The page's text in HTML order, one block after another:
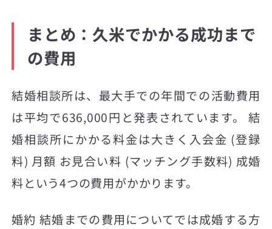
まとめ：久米でかかる成功まで
の費用
結婚相談所は、最大手での年間での活動費用
は平均で636,000円と発表されています。 結
婚相談所にかかる料金は大きく入会金 (登録
料) 月額 お見合い料 (マッチング手数料) 成婚
料という4つの費用がかかります。
婚約 結婚までの費用についてでは成婚する方